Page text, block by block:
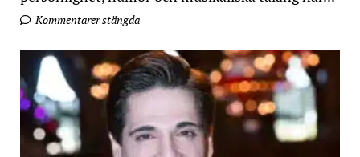
Kommentarer stängda